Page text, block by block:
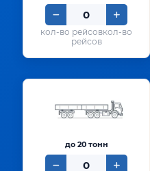
кол-во
рейсов
до 20 тонн